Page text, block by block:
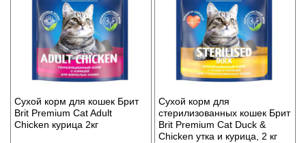
Сухой корм для кошек Брит
Brit Premium Cat Adult
Chicken курица 2кг
Сухой корм для
стерилизованных кошек Брит
Brit Premium Cat Duck &
Chicken утка и курица, 2 кг